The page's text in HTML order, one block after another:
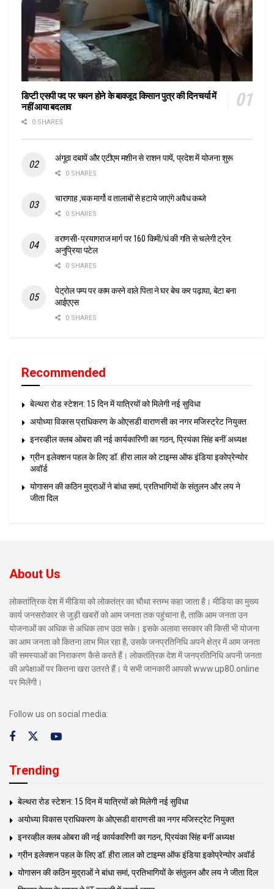
डिप्टी एसपी पद पर चयन होने के बावजूद किसान पुत्र की दिनचर्या में
नहीं आया बदलाव
0 SHARES
अंगूठा दबायें और एटीएम मशीन से राशन पायें, प्रदेश में योजना शुरू
0 SHARES
चारागाह ,चक मार्गो व तालाबों से हटाये जाएंगे अवैध कब्जे
0 SHARES
वराणसी- प्रयागराज मार्ग पर 160 किमी/घं की गति से चलेगी ट्रेन:
अनुप्रिया पटेल
0 SHARES
पेट्रोल पम्प पर काम करने वाले पिता ने घर बेच कर पढ़ाया, बेटा बना
आईएएस
0 SHARES
Recommended
बेल्थरा रोड स्टेशन: 15 दिन में यात्रियों को मिलेगी नई सुविधा
अयोध्या विकास प्राधिकरण के ओएसडी वाराणसी का नगर मजिस्ट्रेट नियुक्त
इनरव्हील क्लब ओबरा की नई कार्यकारिणी का गठन, प्रियंका सिंह बनीं अध्यक्ष
ग्रीन इलेक्शन पहल के लिए डॉ. हीरा लाल को टाइम्स ऑफ इंडिया इकोप्रेन्योर
अवॉर्ड
योगासन की कठिन मुद्राओं ने बांधा समां, प्रतिभागियों के संतुलन और लय ने
जीता दिल
About Us
लोकतांत्रिक देश में मीडिया को लोकतंत्र का चौथा स्तम्भ कहा जाता है। मीडिया का मुख्य
कार्य जनसरोकार से जुड़ी खबरों को आम जनता तक पहुंचाना है, ताकि आम जनता उन
योजनाओं का अधिक से अधिक लाभ उठा सके। इसके अलावा सरकार की किसी भी योजना
का आम जनता को कितना लाभ मिल रहा है, उसके जनप्रतिनिधि अपने क्षेत्र में आम जनता
की समस्याओं का निराकरण कैसे करते हैं। लोकतंत्रिक देश में जनप्रतिनिधि अपनी जनता
की अपेक्षाओं पर कितना खरा उतरते हैं। ये सभी जानकारी आपको www.up80.online
पर मिलेंगी।
Follow us on social media:
Trending
बेल्थरा रोड स्टेशन: 15 दिन में यात्रियों को मिलेगी नई सुविधा
अयोध्या विकास प्राधिकरण के ओएसडी वाराणसी का नगर मजिस्ट्रेट नियुक्त
इनरव्हील क्लब ओबरा की नई कार्यकारिणी का गठन, प्रियंका सिंह बनीं अध्यक्ष
ग्रीन इलेक्शन पहल के लिए डॉ. हीरा लाल को टाइम्स ऑफ इंडिया इकोप्रेन्योर अवॉर्ड
योगासन की कठिन मुद्राओं ने बांधा समां, प्रतिभागियों के संतुलन और लय ने जीता दिल